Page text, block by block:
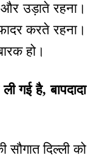
उड़ाते रहना।
करते रहना।
हो।
गई है, बापदादा
दिल्ली को